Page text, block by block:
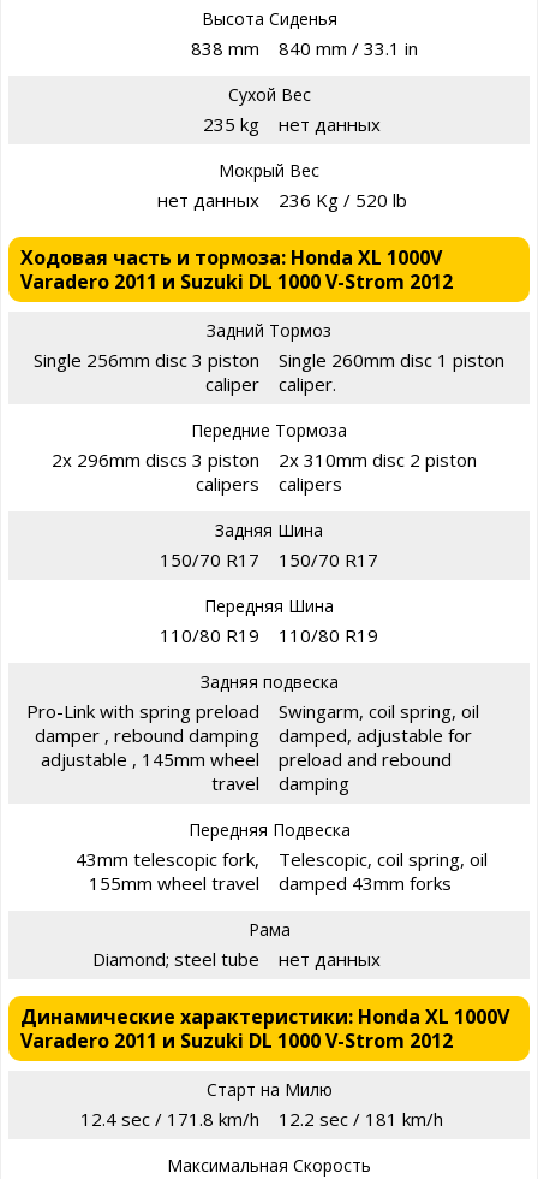
Высота Сиденья
838 mm 840 mm / 33.1 in
Сухой Вес
235 kg нет данных
Мокрый Вес
нет данных 236 Kg / 520 lb
Ходовая часть и тормоза: Honda XL 1000V
Varadero 2011 и Suzuki DL 1000 V-Strom 2012
Задний Тормоз
Single 256mm disc 3 piston
caliper
Single 260mm disc 1 piston
caliper.
Передние Тормоза
2x 296mm discs 3 piston
calipers
2x 310mm disc 2 piston
calipers
Задняя Шина
150/70 R17 150/70 R17
Передняя Шина
110/80 R19 110/80 R19
Задняя подвеска
Pro-Link with spring preload
damper , rebound damping
adjustable , 145mm wheel
travel
Swingarm, coil spring, oil
damped, adjustable for
preload and rebound
damping
Передняя Подвеска
43mm telescopic fork,
155mm wheel travel
Telescopic, coil spring, oil
damped 43mm forks
Рама
Diamond; steel tube нет данных
Динамические характеристики: Honda XL 1000V
Varadero 2011 и Suzuki DL 1000 V-Strom 2012
Старт на Милю
12.4 sec / 171.8 km/h 12.2 sec / 181 km/h
Максимальная Скорость